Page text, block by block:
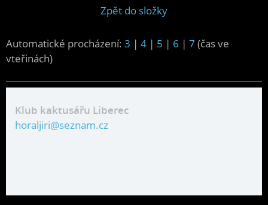
Zpět do složky
Automatické procházení: 3 | 4 | 5 | 6 | 7 (čas ve
vteřinách)
Klub kaktusářu Liberec
horaljiri@seznam.cz